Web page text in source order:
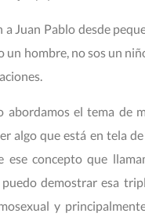
Juan Pablo desde
hombre, no sos un
el tema de
algo que está en tela
ese concepto que
demostrar esa
y